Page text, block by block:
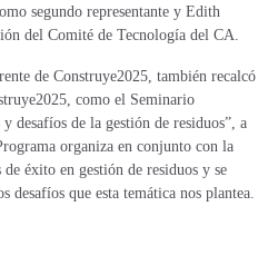
segundo representante y Edith
del Comité de Tecnología del CA.
de Construye2025, también recalcó
como el Seminario
desafíos de la gestión de residuos”, a
organiza en conjunto con la
de éxito en gestión de residuos y se
desafíos que esta temática nos plantea.